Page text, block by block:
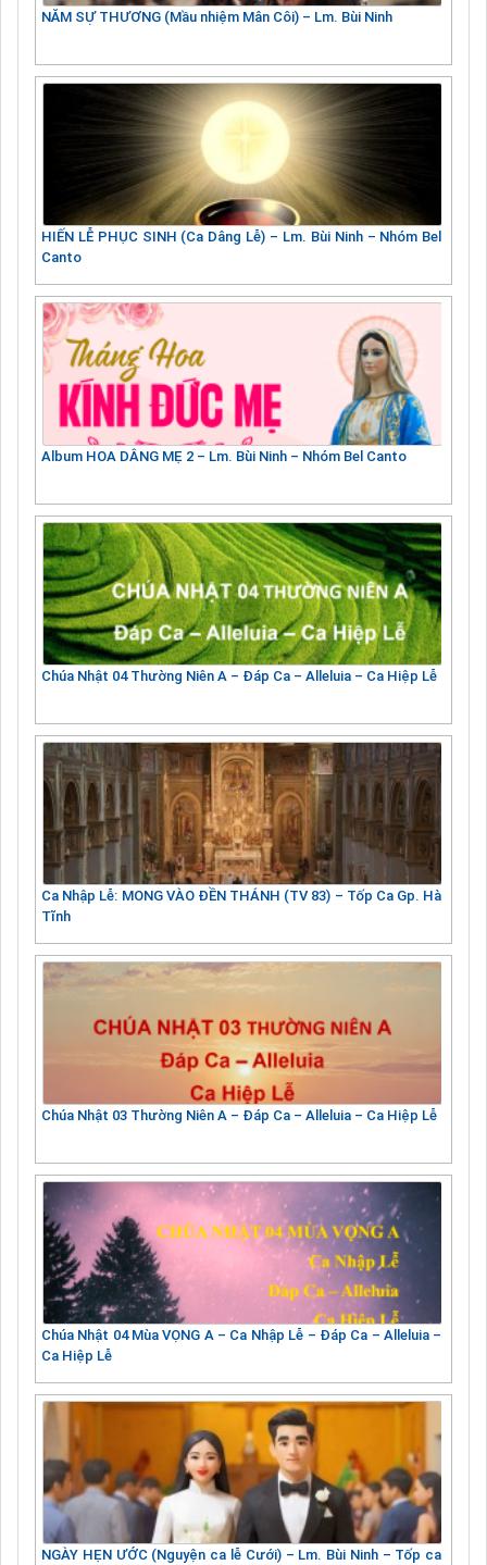
NĂM SỰ THƯƠNG (Mầu nhiệm Mân Côi) – Lm. Bùi Ninh
HIẾN LỄ PHỤC SINH (Ca Dâng Lễ) – Lm. Bùi Ninh – Nhóm Bel
Canto
Album HOA DÂNG MẸ 2 – Lm. Bùi Ninh – Nhóm Bel Canto
Chúa Nhật 04 Thường Niên A – Đáp Ca – Alleluia – Ca Hiệp Lễ
Ca Nhập Lễ: MONG VÀO ĐỀN THÁNH (TV 83) – Tốp Ca Gp. Hà
Tĩnh
Chúa Nhật 03 Thường Niên A – Đáp Ca – Alleluia – Ca Hiệp Lễ
Chúa Nhật 04 Mùa VỌNG A – Ca Nhập Lễ – Đáp Ca – Alleluia –
Ca Hiệp Lễ
NGÀY HẸN ƯỚC (Nguyện ca lễ Cưới) – Lm. Bùi Ninh – Tốp ca